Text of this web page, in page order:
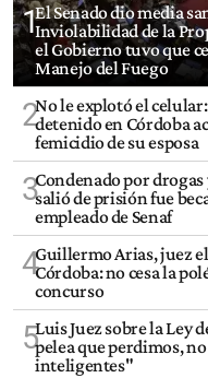
1El Senado dio media
Inviolabilidad de la
el Gobierno tuvo que
Manejo del Fuego
2No le explotó el
detenido en Córdoba
femicidio de su esposa
3Condenado por
salió de prisión fue
empleado de Senaf
4Guillermo Arias, juez
Córdoba: no cesa la
concurso
5Luis Juez sobre la Ley
pelea que perdimos,
inteligentes"